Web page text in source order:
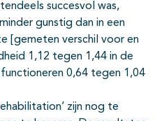
succesvol was,
gunstig dan in een
verschil voor en
1,12 tegen 1,44 in de
0,64 tegen 1,04
zijn nog te